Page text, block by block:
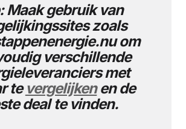
Maak gebruik van
zoals
om
verschillende
met
tevergelijkenen de
deal te vinden.